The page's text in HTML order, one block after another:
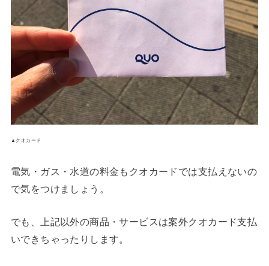
▲クオカード
電気・ガス・水道の料金もクオカードでは支払えないの
で気をつけましょう。
でも、上記以外の商品・サービスは案外クオカード支払
いできちゃったりします。